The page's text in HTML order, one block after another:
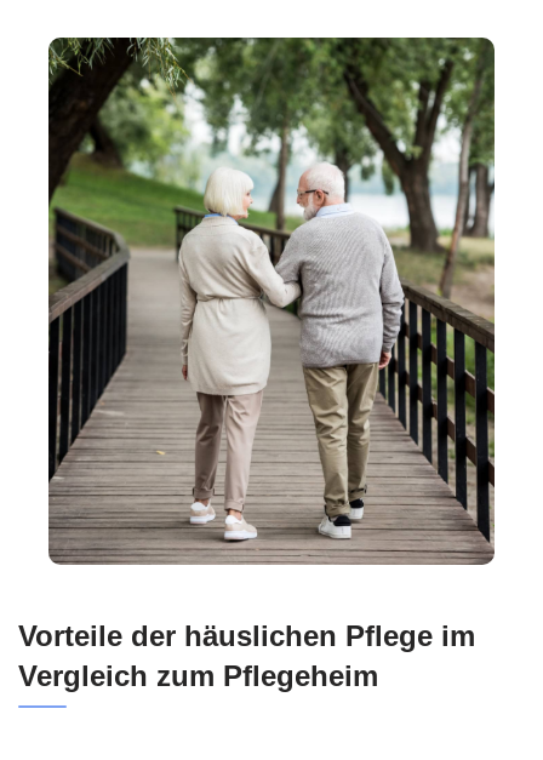
Vorteile der häuslichen Pflege im
Vergleich zum Pflegeheim